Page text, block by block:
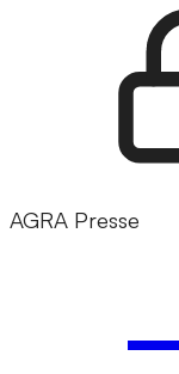
AGRA Presse